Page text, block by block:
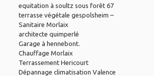
equitation à soultz sous forêt 67
terrasse végétale gespolsheim –
Sanitaire Morlaix
architecte quimperlé
Garage à hennebont.
Chauffage Morlaix
Terrassement Hericourt
Dépannage climatisation Valence